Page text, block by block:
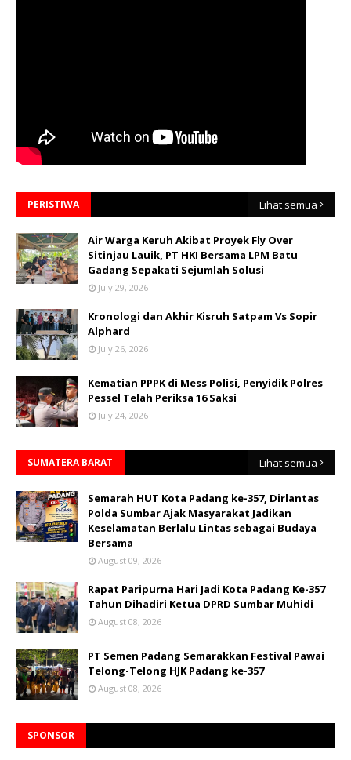
PERISTIWA Lihat semua
Air Warga Keruh Akibat Proyek Fly Over
Sitinjau Lauik, PT HKI Bersama LPM Batu
Gadang Sepakati Sejumlah Solusi
July 29, 2026
Kronologi dan Akhir Kisruh Satpam Vs Sopir
Alphard
July 26, 2026
Kematian PPPK di Mess Polisi, Penyidik Polres
Pessel Telah Periksa 16 Saksi
July 24, 2026
SUMATERA BARAT Lihat semua
Semarah HUT Kota Padang ke-357, Dirlantas
Polda Sumbar Ajak Masyarakat Jadikan
Keselamatan Berlalu Lintas sebagai Budaya
Bersama
August 09, 2026
Rapat Paripurna Hari Jadi Kota Padang Ke-357
Tahun Dihadiri Ketua DPRD Sumbar Muhidi
August 08, 2026
PT Semen Padang Semarakkan Festival Pawai
Telong-Telong HJK Padang ke-357
August 08, 2026
SPONSOR